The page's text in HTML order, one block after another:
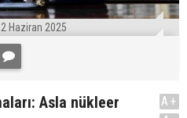
Haziran 2025
Asla nükleer
A+